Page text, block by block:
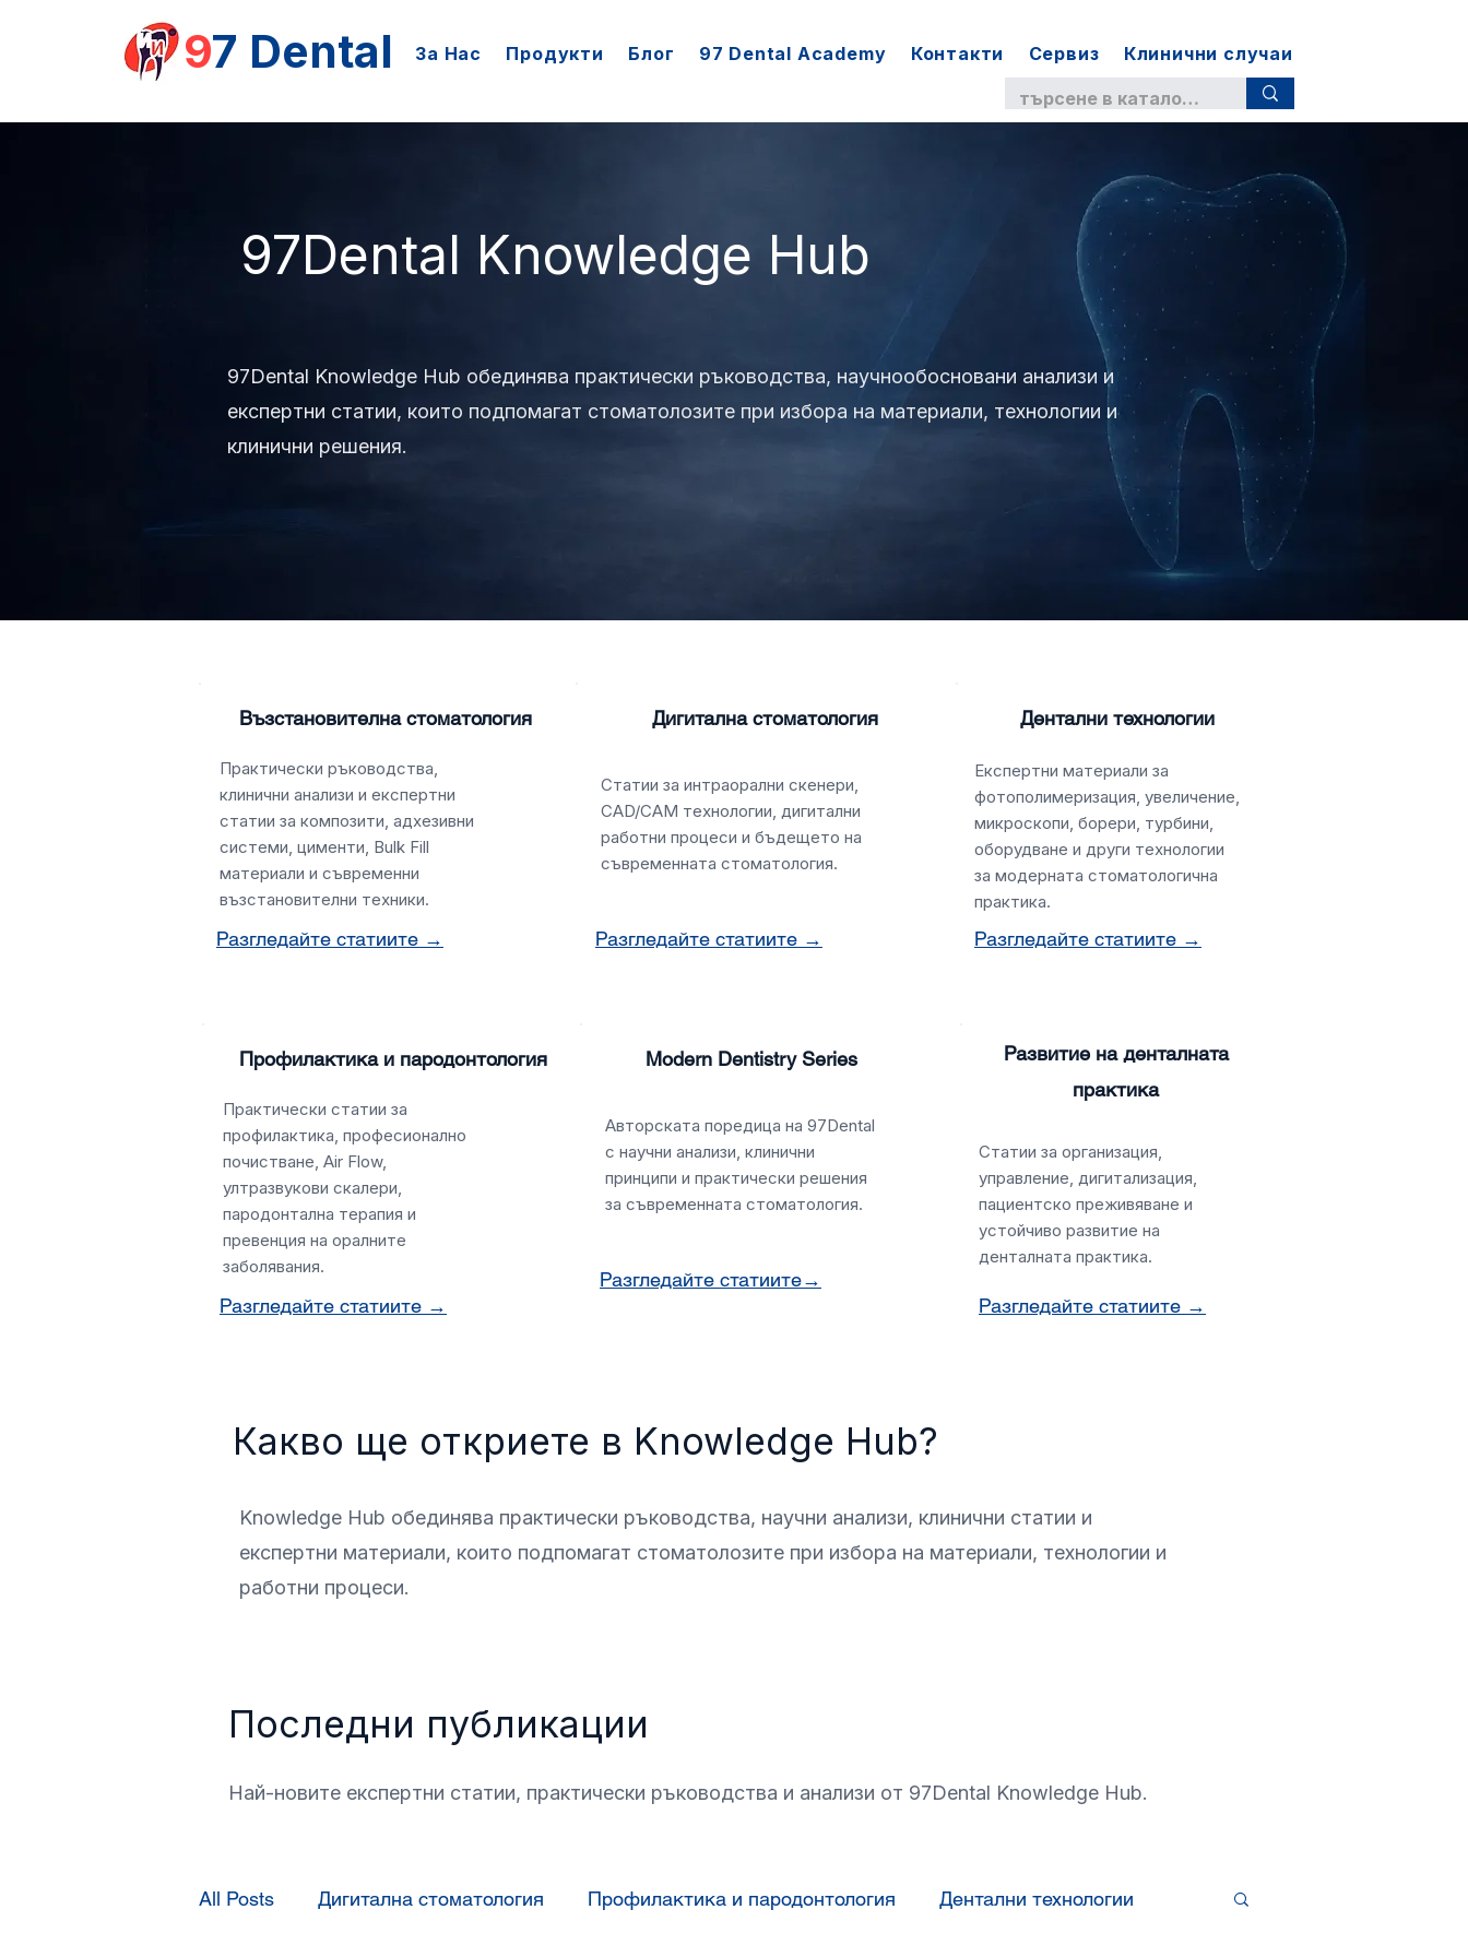
97 Dental За Нас Продукти Блог 97 Dental Academy Контакти Сервиз Клинични случаи
97Dental Knowledge Hub
97Dental Knowledge Hub обединява практически ръководства, научнообосновани анализи и
експертни статии, които подпомагат стоматолозите при избора на материали, технологии и
клинични решения.
Възстановителна стоматология
Практически ръководства,
клинични анализи и експертни
статии за композити, адхезивни
системи, цименти, Bulk Fill
материали и съвременни
възстановителни техники.
Разгледайте статиите →
Дигитална стоматология
Статии за интраорални скенери,
CAD/CAM технологии, дигитални
работни процеси и бъдещето на
съвременната стоматология.
Разгледайте статиите →
Дентални технологии
Експертни материали за
фотополимеризация, увеличение,
микроскопи, борери, турбини,
оборудване и други технологии
за модерната стоматологична
практика.
Разгледайте статиите →
Профилактика и пародонтология
Практически статии за
профилактика, професионално
почистване, Air Flow,
ултразвукови скалери,
пародонтална терапия и
превенция на оралните
заболявания.
Разгледайте статиите →
Modern Dentistry Series
Авторската поредица на 97Dental
с научни анализи, клинични
принципи и практически решения
за съвременната стоматология.
Разгледайте статиите→
Развитие на денталната
практика
Статии за организация,
управление, дигитализация,
пациентско преживяване и
устойчиво развитие на
денталната практика.
Разгледайте статиите →
Какво ще откриете в Knowledge Hub?
Knowledge Hub обединява практически ръководства, научни анализи, клинични статии и
експертни материали, които подпомагат стоматолозите при избора на материали, технологии и
работни процеси.
Последни публикации
Най-новите експертни статии, практически ръководства и анализи от 97Dental Knowledge Hub.
All Posts Дигитална стоматология Профилактика и пародонтология Дентални технологии